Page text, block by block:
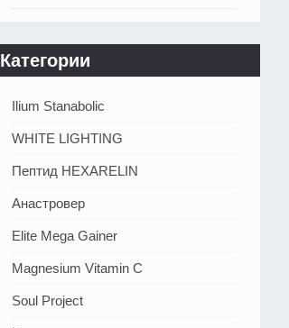
Категории
Ilium Stanabolic
WHITE LIGHTING
Пептид HEXARELIN
Анастровер
Elite Mega Gainer
Magnesium Vitamin C
Soul Project